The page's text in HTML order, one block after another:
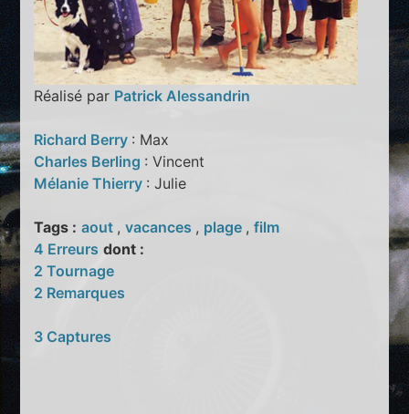
Réalisé par Patrick Alessandrin
Richard Berry : Max
Charles Berling : Vincent
Mélanie Thierry : Julie
Tags : aout ,vacances , plage ,film
4 Erreurs dont :
2 Tournage
2 Remarques
3 Captures